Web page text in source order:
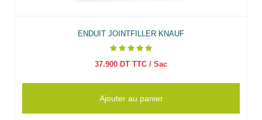
ENDUIT JOINTFILLER KNAUF
37.900 DT TTC / Sac
Ajouter au panier